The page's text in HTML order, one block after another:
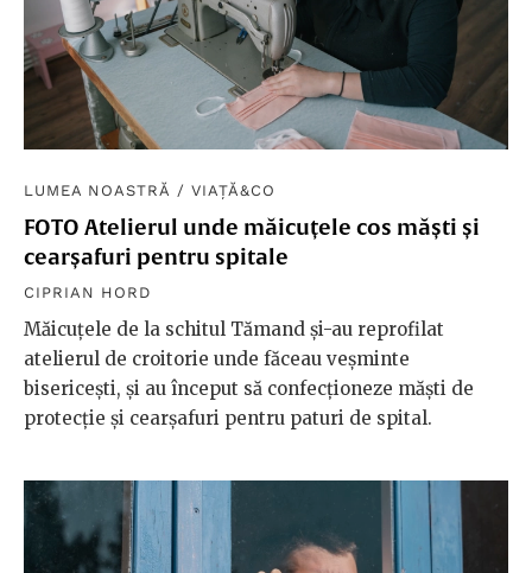
LUMEA NOASTRĂ / VIAȚĂ&CO
FOTO Atelierul unde măicuțele cos măști și
cearșafuri pentru spitale
CIPRIAN HORD
Măicuțele de la schitul Tămand și-au reprofilat
atelierul de croitorie unde făceau veșminte
bisericești, și au început să confecționeze măști de
protecție și cearșafuri pentru paturi de spital.